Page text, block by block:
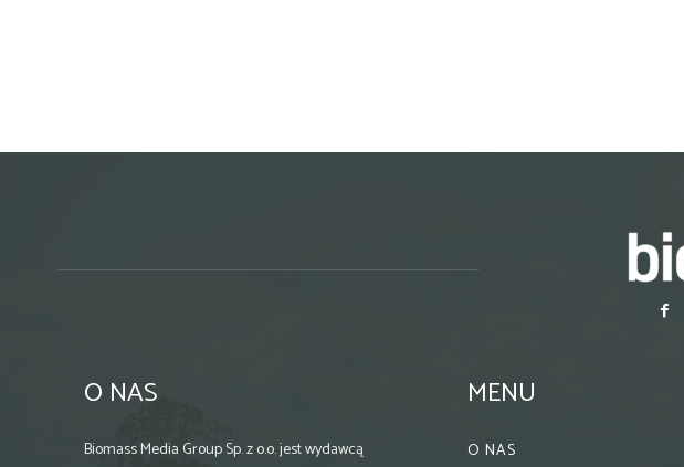
O NAS
Biomass Media Group Sp. z o.o. jest wydawcą
MENU
O NAS